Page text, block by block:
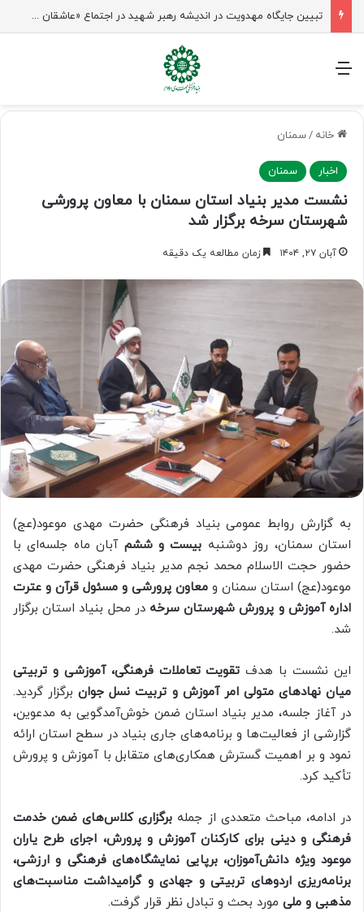
منو
خانه /سمنان
اخبار سمنان
نشست مدیر بنیاد استان سمنان با معاون پرورشی
شهرستان سرخه برگزار شد
آبان ۲۷, ۱۴۰۴ زمان مطالعه یک دقیقه
به گزارش روابط عمومی بنیاد فرهنگی حضرت مهدی موعود(عج)
استان سمنان، روز دوشنبه بیست و ششم آبان ماه جلسه‌ای با
حضور حجت الاسلام محمد نجم مدیر بنیاد فرهنگی حضرت مهدی
موعود(عج) استان سمنان و معاون پرورشی و مسئول قرآن و عترت
اداره آموزش و پرورش شهرستان سرخه در محل بنیاد استان برگزار
شد.
این نشست با هدف تقویت تعاملات فرهنگی، آموزشی و تربیتی
میان نهادهای متولی امر آموزش و تربیت نسل جوانبرگزار گردید.
در آغاز جلسه، مدیر بنیاد استان ضمن خوش‌آمدگویی به مدعوین،
گزارشی از فعالیت‌ها و برنامه‌های جاری بنیاد در سطح استان ارائه
نمود و بر اهمیت گسترش همکاری‌های متقابل با آموزش و پرورش
تأکید کرد.
در ادامه، مباحث متعددی از جمله برگزاری کلاس‌های ضمن خدمت
فرهنگی و دینی برای کارکنان آموزش و پرورش، اجرای طرح یاران
موعود ویژه دانش‌آموزان، برپایی نمایشگاه‌های فرهنگی و ارزشی،
برنامه‌ریزی اردوهای تربیتی و جهادی و گرامیداشت مناسبت‌های
مذهبی و ملی مورد بحث و تبادل نظر قرار گرفت.